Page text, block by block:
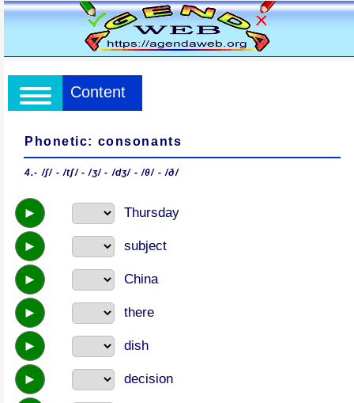
Content
Phonetic: consonants
4.- /ʃ/ - /tʃ/ - /ʒ/ - /dʒ/ - /θ/ - /ð/
► Thursday
► subject
► China
► there
► dish
► decision